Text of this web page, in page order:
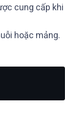
cung cấp khi
hoặc mảng.